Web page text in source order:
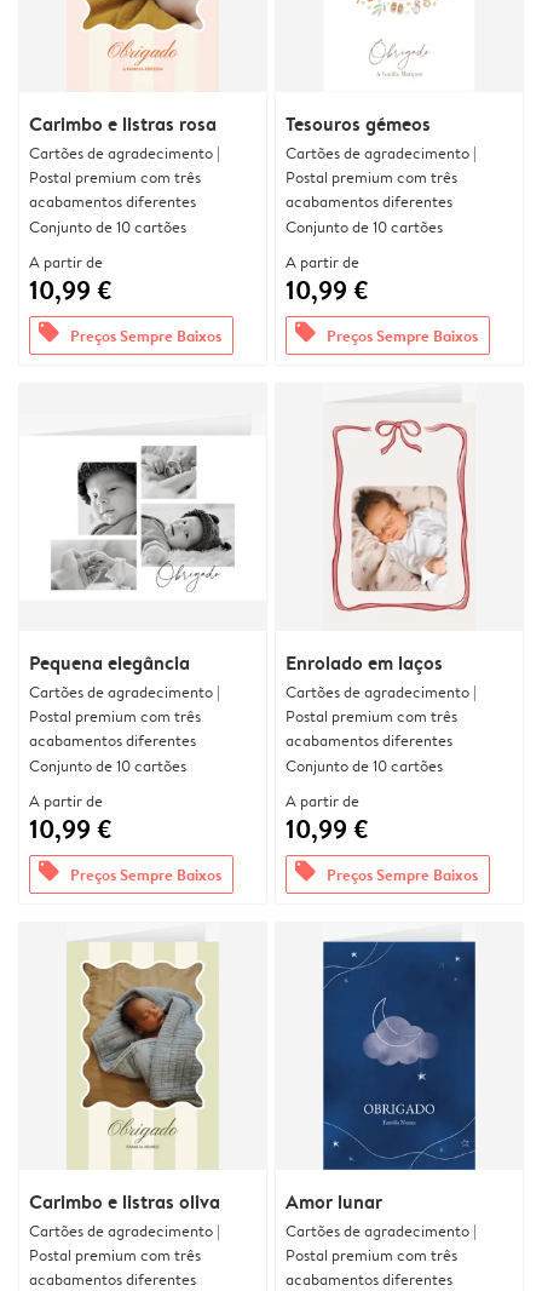
Carimbo e listras rosa
Cartões de agradecimento |
Postal premium com três
acabamentos diferentes
Conjunto de 10 cartões
A partir de
10,99 €
offers Preços Sempre Baixos
Tesouros gémeos
Cartões de agradecimento |
Postal premium com três
acabamentos diferentes
Conjunto de 10 cartões
A partir de
10,99 €
offers Preços Sempre Baixos
Pequena elegância
Cartões de agradecimento |
Postal premium com três
acabamentos diferentes
Conjunto de 10 cartões
A partir de
10,99 €
offers Preços Sempre Baixos
Enrolado em laços
Cartões de agradecimento |
Postal premium com três
acabamentos diferentes
Conjunto de 10 cartões
A partir de
10,99 €
offers Preços Sempre Baixos
Carimbo e listras oliva
Cartões de agradecimento |
Postal premium com três
acabamentos diferentes
Amor lunar
Cartões de agradecimento |
Postal premium com três
acabamentos diferentes